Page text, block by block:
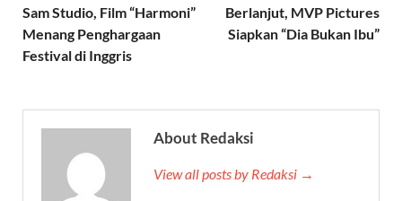
Sam Studio, Film “Harmoni”
Menang Penghargaan
Festival di Inggris
Berlanjut, MVP Pictures
Siapkan “Dia Bukan Ibu”
About Redaksi
View all posts by Redaksi →